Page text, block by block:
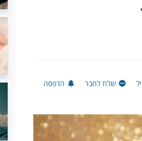
שלח לחבר הדפסה